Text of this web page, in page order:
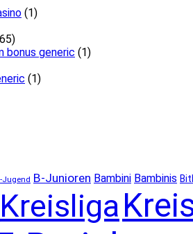
(1)
bonus generic (1)
(1)
Jugend B-Junioren Bambini Bambinis
Kreisliga